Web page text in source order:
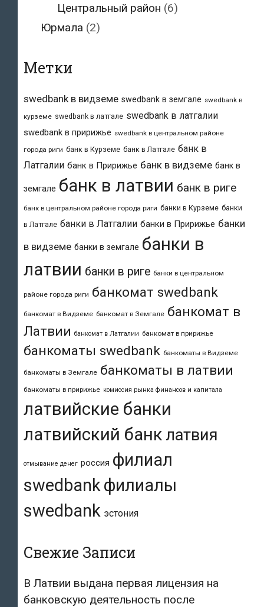
Центральный район (6)
Юрмала (2)
Метки
swedbank в видземе swedbank в земгале swedbank в
курземе swedbank в латгале swedbank в латгалии
swedbank в пририжье swedbank в центральном районе
города риги банк в Курземе банк в Латгале банк в
Латгалии банк в Пририжье банк в видземе банк в
земгале банк в латвии банк в риге
банк в центральном районе города риги банки в Курземе банки
в Латгале банки в Латгалии банки в Пририжье банки
в видземе банки в земгале банки в
латвии банки в риге банки в центральном
районе города риги банкомат swedbank
банкомат в Видземе банкомат в Земгале банкомат в
Латвии банкомат в Латгалии банкомат в пририжье
банкоматы swedbank банкоматы в Видземе
банкоматы в Земгале банкоматы в латвии
банкоматы в пририжье комиссия рынка финансов и капитала
латвийские банки
латвийский банк латвия
отмывание денег россия филиал
swedbank филиалы
swedbank эстония
Свежие Записи
В Латвии выдана первая лицензия на
банковскую деятельность после